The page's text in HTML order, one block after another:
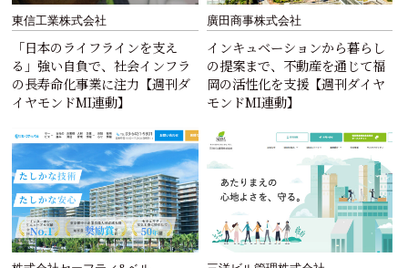
東信工業株式会社
「日本のライフラインを支え
る」強い自負で、社会インフラ
の長寿命化事業に注力【週刊ダ
イヤモンドMI連動】
廣田商事株式会社
インキュベーションから暮らし
の提案まで、不動産を通じて福
岡の活性化を支援【週刊ダイヤ
モンドMI連動】